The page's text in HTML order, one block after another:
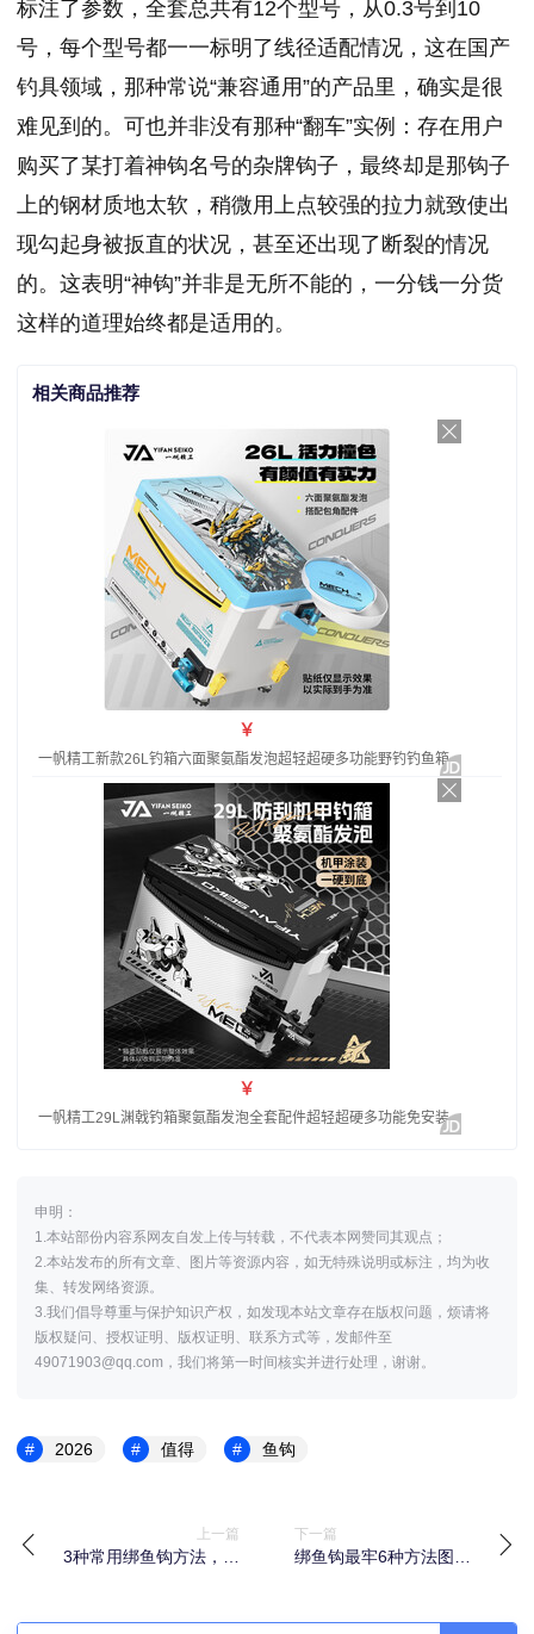
标注了参数，全套总共有12个型号，从0.3号到10
号，每个型号都一一标明了线径适配情况，这在国产
钓具领域，那种常说“兼容通用”的产品里，确实是很
难见到的。可也并非没有那种“翻车”实例：存在用户
购买了某打着神钩名号的杂牌钩子，最终却是那钩子
上的钢材质地太软，稍微用上点较强的拉力就致使出
现勾起身被扳直的状况，甚至还出现了断裂的情况
的。这表明“神钩”并非是无所不能的，一分钱一分货
这样的道理始终都是适用的。
相关商品推荐
申明：
1.本站部份内容系网友自发上传与转载，不代表本网赞同其观点；
2.本站发布的所有文章、图片等资源内容，如无特殊说明或标注，均为收
集、转发网络资源。
3.我们倡导尊重与保护知识产权，如发现本站文章存在版权问题，烦请将
版权疑问、授权证明、版权证明、联系方式等，发邮件至
49071903@qq.com，我们将第一时间核实并进行处理，谢谢。
2026 值得 鱼钩
上一篇
3种常用绑鱼钩方法，新
下一篇
绑鱼钩最牢6种方法图